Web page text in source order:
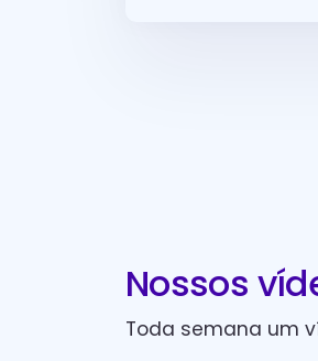
Nossos
Toda semana um